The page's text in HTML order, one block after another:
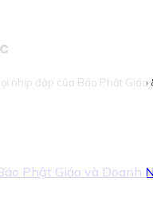
nhịp đập của Báo Phật Giáo
Phật Giáo và Doanh